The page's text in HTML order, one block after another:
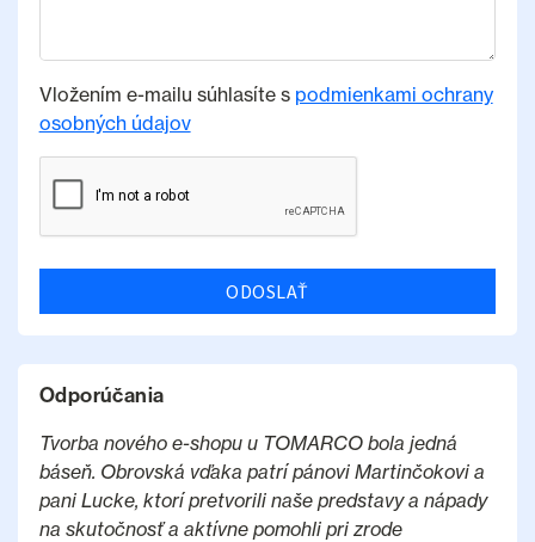
Vložením e-mailu súhlasíte s podmienkami ochrany
osobných údajov
ODOSLAŤ
Odporúčania
Tvorba nového e-shopu u TOMARCO bola jedná
báseň. Obrovská vďaka patrí pánovi Martinčokovi a
pani Lucke, ktorí pretvorili naše predstavy a nápady
na skutočnosť a aktívne pomohli pri zrode